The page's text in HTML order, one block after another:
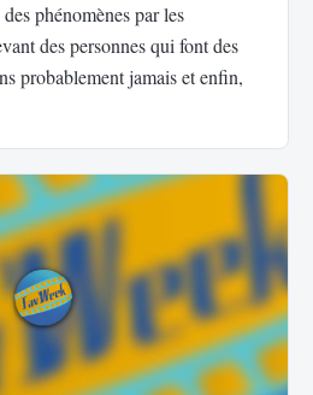
phénomènes par les
des personnes qui font des
probablement jamais et enfin,